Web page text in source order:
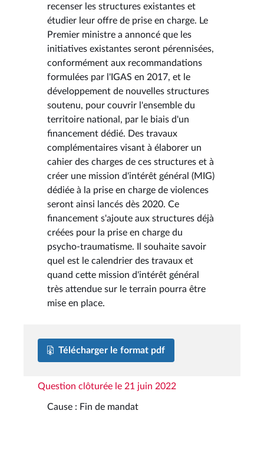
recenser les structures existantes et
étudier leur offre de prise en charge. Le
Premier ministre a annoncé que les
initiatives existantes seront pérennisées,
conformément aux recommandations
formulées par l'IGAS en 2017, et le
développement de nouvelles structures
soutenu, pour couvrir l'ensemble du
territoire national, par le biais d'un
financement dédié. Des travaux
complémentaires visant à élaborer un
cahier des charges de ces structures et à
créer une mission d'intérêt général (MIG)
dédiée à la prise en charge de violences
seront ainsi lancés dès 2020. Ce
financement s'ajoute aux structures déjà
créées pour la prise en charge du
psycho-traumatisme. Il souhaite savoir
quel est le calendrier des travaux et
quand cette mission d'intérêt général
très attendue sur le terrain pourra être
mise en place.
Télécharger le format pdf
Question clôturée le 21 juin 2022
Cause : Fin de mandat